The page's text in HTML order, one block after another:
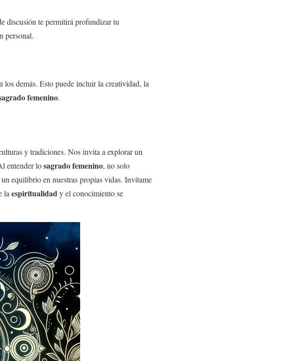
discusión te permitirá profundizar tu
personal.
los demás. Esto puede incluir la creatividad, la
femenino.
y tradiciones. Nos invita a explorar un
entender losagrado femenino, no solo
equilibrio en nuestras propias vidas. Invítame
la espiritualidady el conocimiento se